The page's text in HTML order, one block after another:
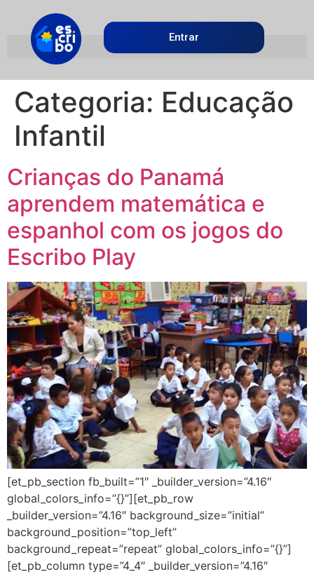
Entrar
Categoria: Educação
Infantil
Crianças do Panamá
aprendem matemática e
espanhol com os jogos do
Escribo Play
[et_pb_section fb_built=”1″ _builder_version=”4.16″
global_colors_info=”{}”][et_pb_row
_builder_version=”4.16″ background_size=”initial”
background_position=”top_left”
background_repeat=”repeat” global_colors_info=”{}”]
[et_pb_column type=”4_4″ _builder_version=”4.16″